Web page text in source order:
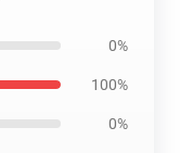
0%
100%
0%